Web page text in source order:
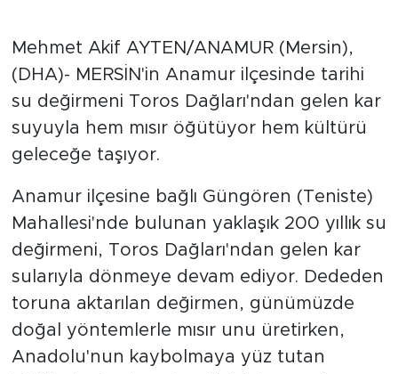
Mehmet Akif AYTEN/ANAMUR (Mersin),
(DHA)- MERSİN'in Anamur ilçesinde tarihi
su değirmeni Toros Dağları'ndan gelen kar
suyuyla hem mısır öğütüyor hem kültürü
geleceğe taşıyor.
Anamur ilçesine bağlı Güngören (Teniste)
Mahallesi'nde bulunan yaklaşık 200 yıllık su
değirmeni, Toros Dağları'ndan gelen kar
sularıyla dönmeye devam ediyor. Dededen
toruna aktarılan değirmen, günümüzde
doğal yöntemlerle mısır unu üretirken,
Anadolu'nun kaybolmaya yüz tutan